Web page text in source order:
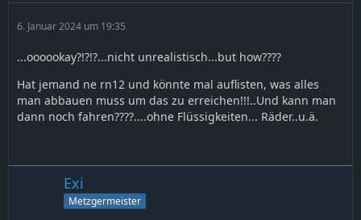
6. Januar 2024 um 19:35
...oooookay?!?!?...nicht unrealistisch...but how????
Hat jemand ne rn12 und könnte mal auflisten, was alles
man abbauen muss um das zu erreichen!!!..Und kann man
dann noch fahren????....ohne Flüssigkeiten... Räder..u.ä.
Exi
Metzgermeister